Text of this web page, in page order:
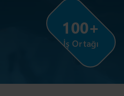
100+
İş Ortağı